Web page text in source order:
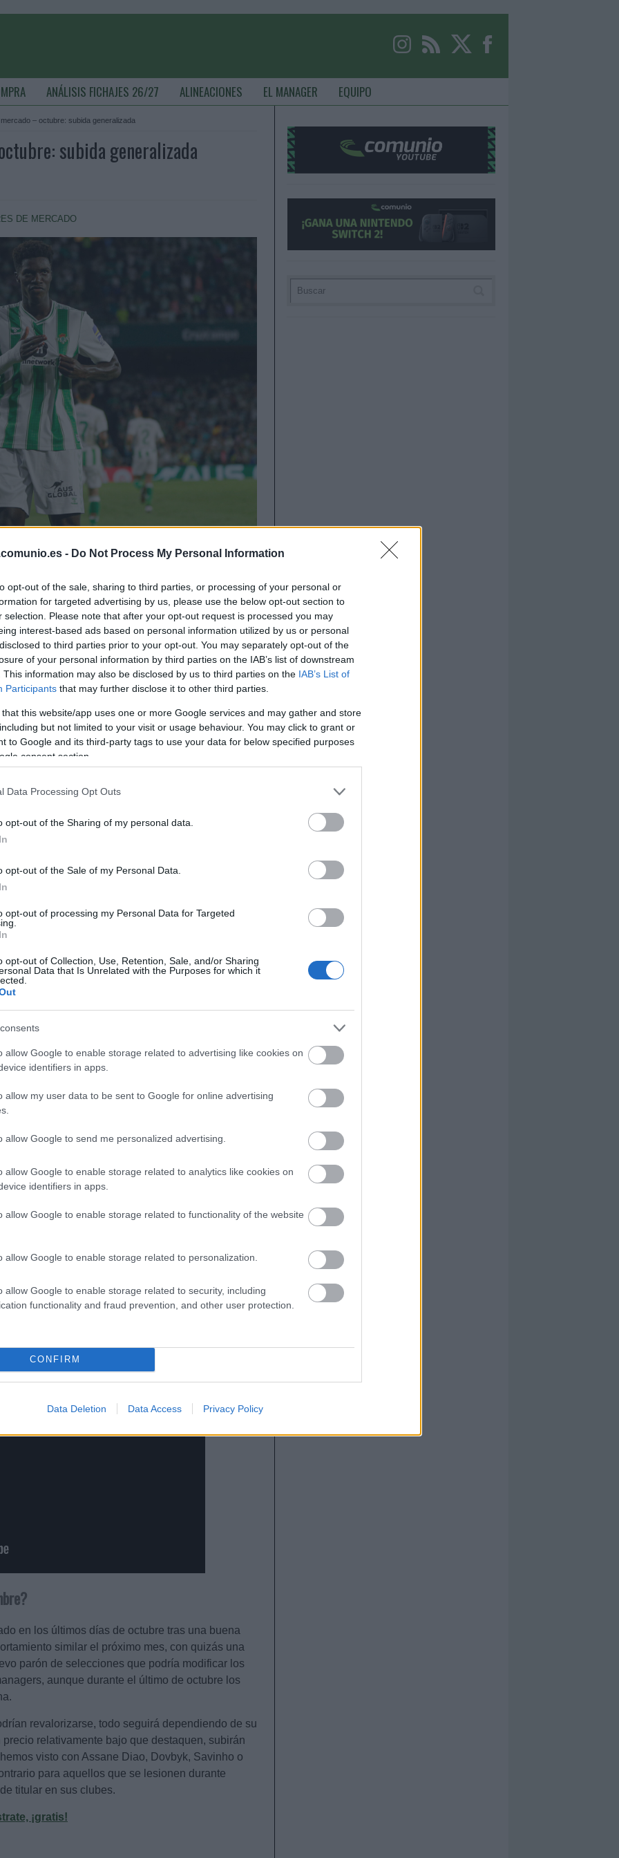
- Do Not Process My Personal Information
opt-out of the sale, sharing to third parties, or processing of your personal or
for targeted advertising by us, please use the below opt-out section to
selection. Please note that after your opt-out request is processed you may
interest-based ads based on personal information utilized by us or personal
to third parties prior to your opt-out. You may separately opt-out of the
of your personal information by third parties on the IAB’s list of downstream
This information may also be disclosed by us to third parties on the IAB’s List of
Participants that may further disclose it to other third parties.
that this website/app uses one or more Google services and may gather and store
but not limited to your visit or usage behaviour. You may click to grant or
to Google and its third-party tags to use your data for below specified purposes
consent section.
Data Processing Opt Outs
opt-out of the Sharing of my personal data.
opt-out of the Sale of my Personal Data.
opt-out of processing my Personal Data for Targeted
opt-out of Collection, Use, Retention, Sale, and/or Sharing
Data that Is Unrelated with the Purposes for which it
allow Google to enable storage related to advertising like cookies on
identifiers in apps.
allow my user data to be sent to Google for online advertising
allow Google to send me personalized advertising.
allow Google to enable storage related to analytics like cookies on
identifiers in apps.
allow Google to enable storage related to functionality of the website
allow Google to enable storage related to personalization.
allow Google to enable storage related to security, including
functionality and fraud prevention, and other user protection.
CONFIRM
Data Deletion Data Access Privacy Policy
ANÁLISIS FICHAJES 26/27 ALINEACIONES EL MANAGER EQUIPO
– octubre: subida generalizada
subida generalizada
DE MERCADO
ha ido al alza durante gran parte de
ha estabilizado. Repasamos las principales
días.
durante el mes de octubre. Desde el día 1 hasta
total de 137 millones, estabilizándose a partir
€ a 31 de octubre.
más revalorizado del mes ha sido una de las
mes, el canterano bético Assane Diao. El
septiembre y su precio inicial en Comunio fue de
€ tras una subida de 6,3 millones en
del mes. El futbolista del Girona fue el
octubre y también el segundo en subida de valor,
está en el Top 10 de jugadores más caros con
Bellingham, también subió mucho su valor,
con un valor a 31 de octubre de 28.050.000 €.
Bryan Zaragoza, Dovbyk y Savinho
en Comunio (23/24)
han sido los mejores jugadores del mes
es Alexander Sorloth. El futbolista noruego no
y 10, en las que tan sólo sumó 3 puntos en total.
no apostar por el jugador groguet, quien sin
en última jornada del mes contra el Granada. En
€.
y Frenkie de Jong, también han bajado su
respectivamente. Ambos están prácticamente
francés quien ya entró en la convocatoria para
de valor en octubre jugadores como Stuani,
Memphis Depay y Ayoze Pérez.
en los últimos días de octubre tras una buena
similar el próximo mes, con quizás una
parón de selecciones que podría modificar los
aunque durante el último de octubre los
revalorizarse, todo seguirá dependiendo de su
relativamente bajo que destaquen, subirán
visto con Assane Diao, Dovbyk, Savinho o
para aquellos que se lesionen durante
titular en sus clubes.
¡gratis!